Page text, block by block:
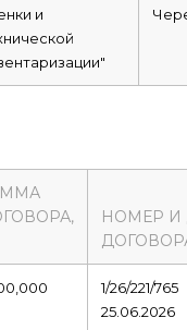
и
НОМЕР И
1/26/221/765
25.06.2026